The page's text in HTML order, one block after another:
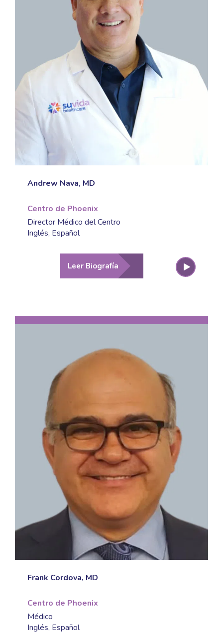
Andrew Nava, MD
Centro de Phoenix
Director Médico del Centro
Inglés, Español
Leer Biografía
Frank Cordova, MD
Centro de Phoenix
Médico
Inglés, Español